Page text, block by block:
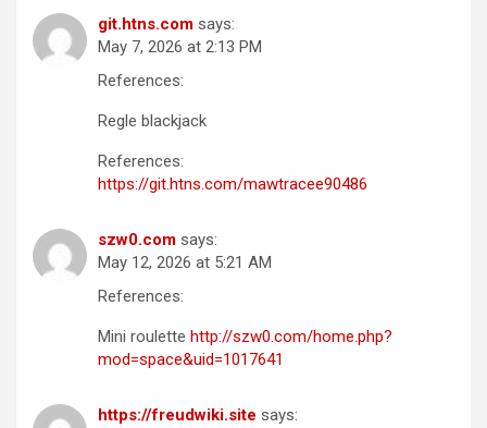
git.htns.com says:
May 7, 2026 at 2:13 PM
References:
Regle blackjack
References:
https://git.htns.com/mawtracee90486
szw0.com says:
May 12, 2026 at 5:21 AM
References:
Mini roulette http://szw0.com/home.php?
mod=space&uid=1017641
https://freudwiki.site says: